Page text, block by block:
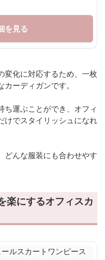
を見る
変化に対応するため、一枚
ーディガンです。
ち運ぶことができ、オフィ
けでスタイリッシュになれ
どんな服装にも合わせやす
楽にするオフィスカ